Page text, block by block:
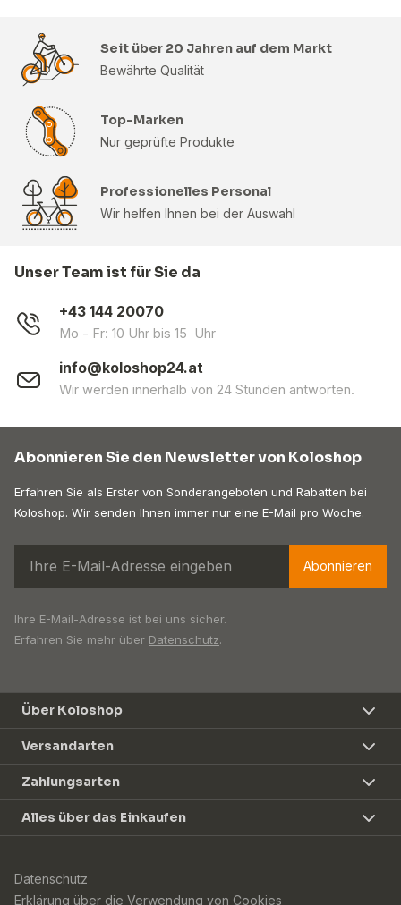
Seit über 20 Jahren auf dem Markt
Bewährte Qualität
Top-Marken
Nur geprüfte Produkte
Professionelles Personal
Wir helfen Ihnen bei der Auswahl
Unser Team ist für Sie da
+43 144 20070
Mo - Fr: 10 Uhr bis 15 Uhr
info@koloshop24.at
Wir werden innerhalb von 24 Stunden antworten.
Abonnieren Sie den Newsletter von Koloshop
Erfahren Sie als Erster von Sonderangeboten und Rabatten bei
Koloshop. Wir senden Ihnen immer nur eine E-Mail pro Woche.
Abonnieren
Ihre E-Mail-Adresse ist bei uns sicher.
Erfahren Sie mehr über Datenschutz.
Über Koloshop
Versandarten
Zahlungsarten
Alles über das Einkaufen
Datenschutz
Erklärung über die Verwendung von Cookies